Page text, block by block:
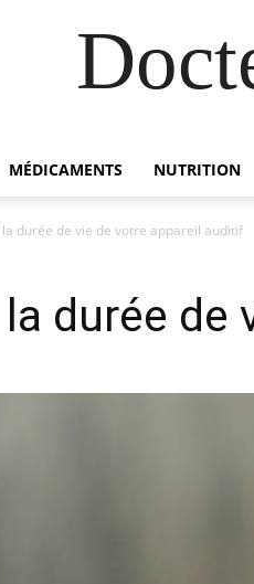
MÉDICAMENTS NUTRITION
durée de vie de votre appareil auditif
durée